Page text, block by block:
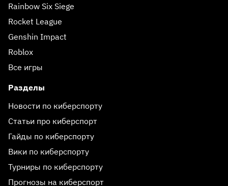
Rainbow Six Siege
Rocket League
Genshin Impact
Roblox
Все игры
Разделы
Новости по киберспорту
Статьи про киберспорт
Гайды по киберспорту
Вики по киберспорту
Турниры по киберспорту
Прогнозы на киберспорт